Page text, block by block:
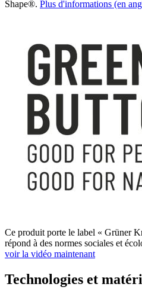
Shape®. Plus d'informations (en
Ce produit porte le label « Grüner
répond à des normes sociales et
voir la vidéo maintenant
Technologies et